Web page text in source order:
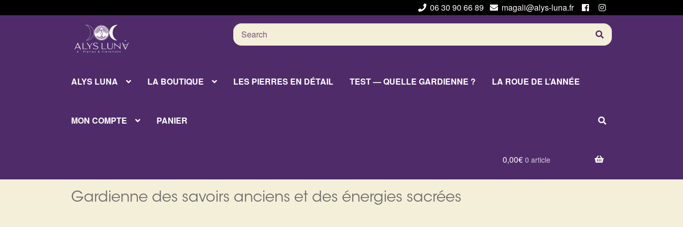
06 30 90 66 89
magali@alys-luna.fr
Aller
la
Aller
au
contenu
Search
for:
ALYS LUNA LA BOUTIQUE LES PIERRES EN DÉTAIL TEST — QUELLE GARDIENNE ? LA ROUE DE L’ANNÉE
MON COMPTE PANIER
0,00€ 0 article
Gardienne des savoirs anciens et des énergies sacrées